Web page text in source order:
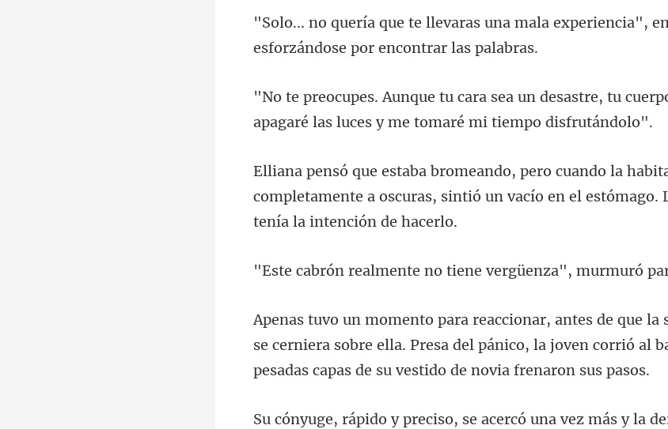
mala experiencia",
es
tre, tu
apagaré las
completamente a oscuras, sintió un vacío en el est
no tiene vergüenza",
se cerniera sobre ella. Presa del pánico, la joven corrió al
una vez más y la